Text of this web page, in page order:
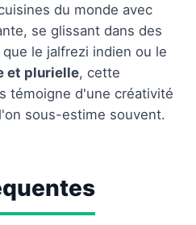
du monde avec
se glissant dans des
le jalfrezi indien ou le
et plurielle, cette
témoigne d'une créativité
sous-estime souvent.